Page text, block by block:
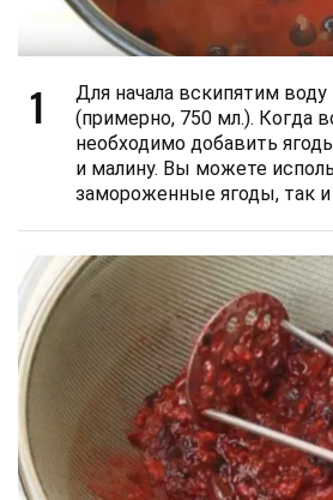
1
Для начала вскипятим
(примерно, 750 мл.). Когда
необходимо добавить
и малину. Вы можете
замороженные ягоды, так